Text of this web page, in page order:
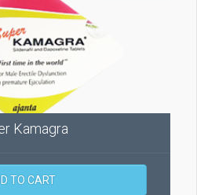
Kamagra
TO CART